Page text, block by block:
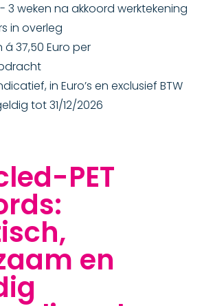
3 weken na akkoord werktekening
in overleg
á 37,50 Euro per
in Euro’s en exclusief BTW
tot 31/12/2026
PET
en